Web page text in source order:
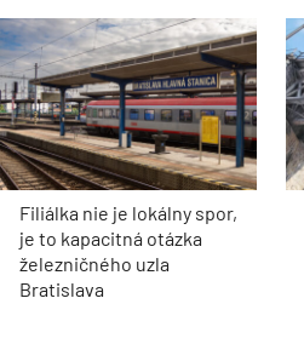
Filiálka nie je lokálny spor,
je to kapacitná otázka
železničného uzla
Bratislava